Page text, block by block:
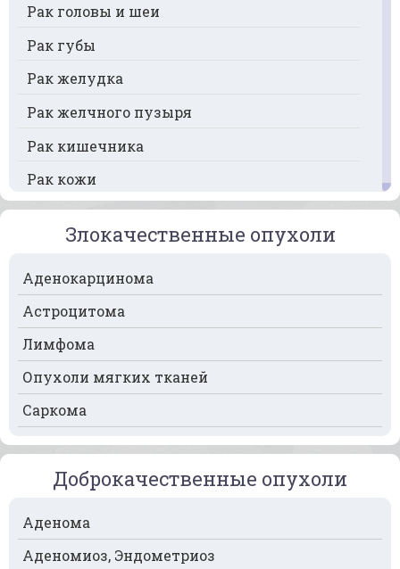
Рак головы и шеи
Рак губы
Рак желудка
Рак желчного пузыря
Рак кишечника
Рак кожи
Рак кости
Рак крови
Рак легких
Рак лимфоузлов
Рак молочной железы
Рак мочевого пузыря
Рак носа
Рак печени
Рак пищевода
Рак поджелудочной железы
Рак предстательной железы
Злокачественные опухоли
Аденокарцинома
Астроцитома
Лимфома
Опухоли мягких тканей
Саркома
Доброкачественные опухоли
Аденома
Аденомиоз, Эндометриоз